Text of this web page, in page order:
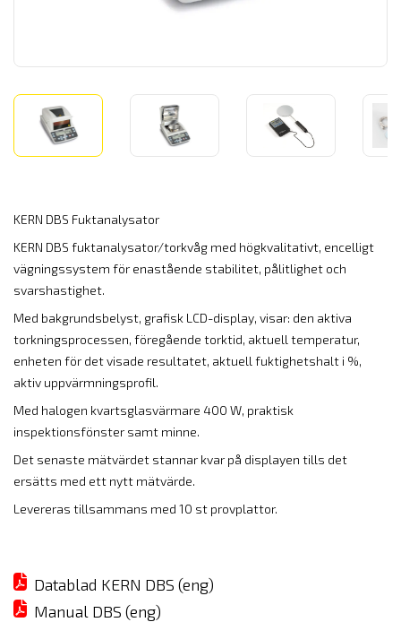
KERN DBS Fuktanalysator
KERN DBS fuktanalysator/torkvåg med högkvalitativt, encelligt
vägningssystem för enastående stabilitet, pålitlighet och
svarshastighet.
Med bakgrundsbelyst, grafisk LCD-display, visar: den aktiva
torkningsprocessen, föregående torktid, aktuell temperatur,
enheten för det visade resultatet, aktuell fuktighetshalt i %,
aktiv uppvärmningsprofil.
Med halogen kvartsglasvärmare 400 W, praktisk
inspektionsfönster samt minne.
Det senaste mätvärdet stannar kvar på displayen tills det
ersätts med ett nytt mätvärde.
Levereras tillsammans med 10 st provplattor.
Datablad KERN DBS (eng)
Manual DBS (eng)